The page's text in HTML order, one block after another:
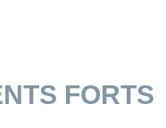
FORTS